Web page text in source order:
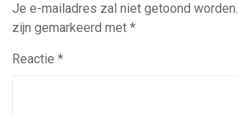
Je e-mailadres zal niet getoond worden.
zijn gemarkeerd met *
Reactie *